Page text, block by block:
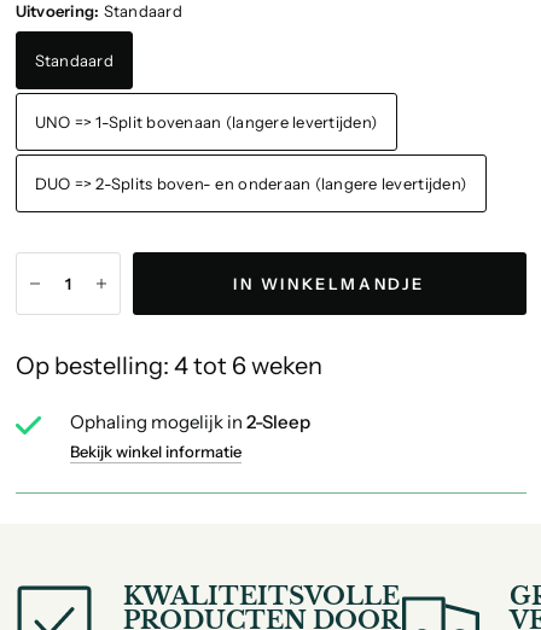
Uitvoering: Standaard
Standaard
UNO => 1-Split bovenaan (langere levertijden)
DUO => 2-Splits boven- en onderaan (langere levertijden)
IN WINKELMANDJE
Op bestelling: 4 tot 6 weken
Ophaling mogelijk in 2-Sleep
Bekijk winkel informatie
KWALITEITSVOLLE
PRODUCTEN DOOR